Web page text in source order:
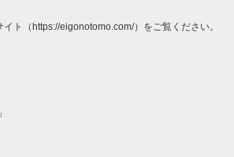
ト（https://eigonotomo.com/）をご覧ください。